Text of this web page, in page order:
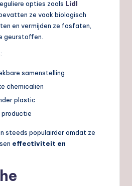
opties zoals Lidl
ze vaak biologisch
en vermijden ze fosfaten,
geurstoffen.
samenstelling
chemicaliën
plastic
productie
steeds populairder omdat ze
effectiviteit en